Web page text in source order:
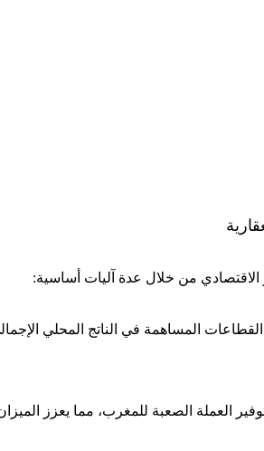
من خلال عدة آليات أساسية:
المساهمة في الناتج المحلي
العملة الصعبة للمغرب، مما يعزز